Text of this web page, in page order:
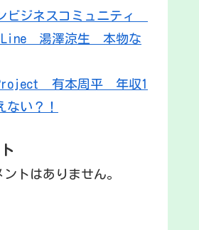
ビジネスコミュニティ
湯澤涼生 本物な
有本周平 年収1
ない？！
トはありません。